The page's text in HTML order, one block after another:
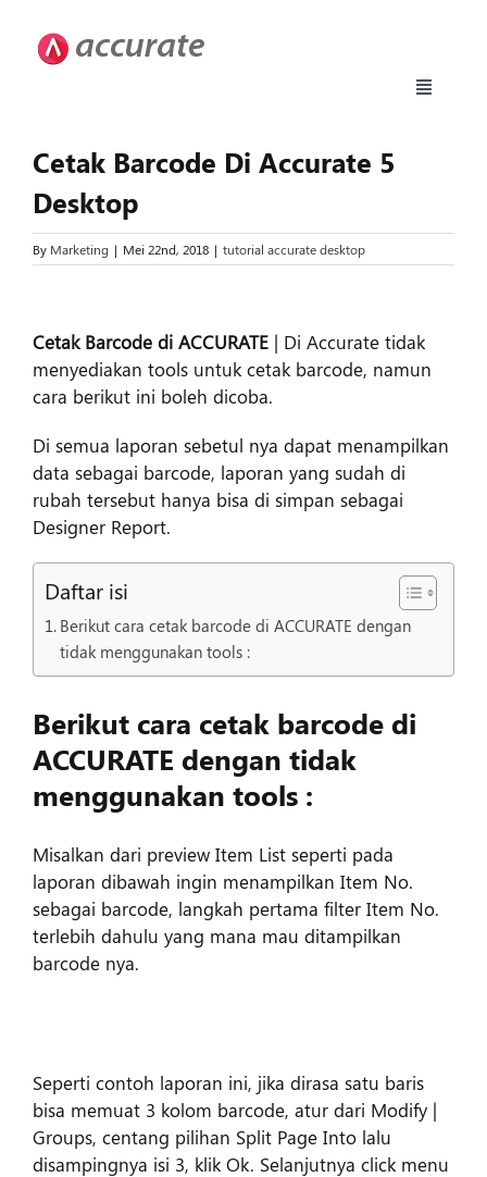
content
Toggle
Fitur
Cetak Barcode Di Accurate 5
Desktop
By Marketing | Mei 22nd, 2018 | tutorial accurate desktop
Larger
Image
Cetak Barcode di ACCURATE | Di Accurate tidak
menyediakan tools untuk cetak barcode, namun
cara berikut ini boleh dicoba.
Di semua laporan sebetul nya dapat menampilkan
data sebagai barcode, laporan yang sudah di
rubah tersebut hanya bisa di simpan sebagai
Designer Report.
Daftar isi
Berikut cara cetak barcode di ACCURATE dengan
tidak menggunakan tools :
Berikut cara cetak barcode di
ACCURATE dengan tidak
menggunakan tools :
Misalkan dari preview Item List seperti pada
laporan dibawah ingin menampilkan Item No.
sebagai barcode, langkah pertama filter Item No.
terlebih dahulu yang mana mau ditampilkan
barcode nya.
Seperti contoh laporan ini, jika dirasa satu baris
bisa memuat 3 kolom barcode, atur dari Modify |
Groups, centang pilihan Split Page Into lalu
disampingnya isi 3, klik Ok. Selanjutnya click menu